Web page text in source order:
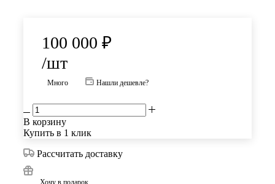
100 000 ₽
/шт
Много Нашли дешевле?
В корзину
Купить в 1 клик
Рассчитать доставку
Хочу в подарок